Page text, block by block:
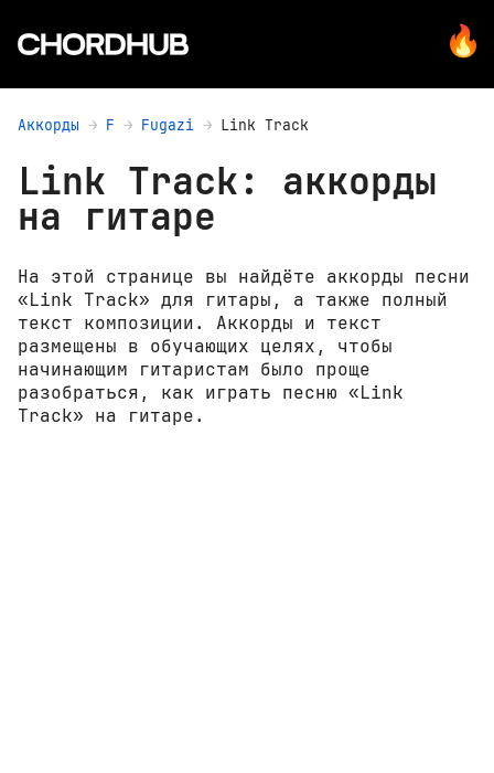
Аккорды F Fugazi Link Track
Link Track: аккорды
на гитаре
На этой странице вы найдёте аккорды песни
«Link Track» для гитары, а также полный
текст композиции. Аккорды и текст
размещены в обучающих целях, чтобы
начинающим гитаристам было проще
разобраться, как играть песню «Link
Track» на гитаре.